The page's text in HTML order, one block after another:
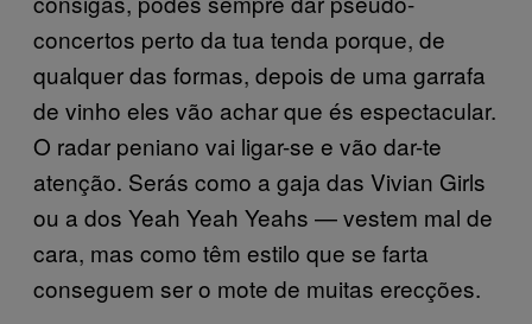
concertos perto da tua tenda porque, de
qualquer das formas, depois de uma garrafa
de vinho eles vão achar que és espectacular.
O radar peniano vai ligar-se e vão dar-te
atenção. Serás como a gaja das Vivian Girls
ou a dos Yeah Yeah Yeahs — vestem mal de
cara, mas como têm estilo que se farta
conseguem ser o mote de muitas erecções.